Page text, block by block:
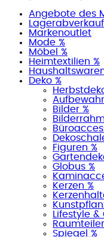
Angebote des
Lagerabverkauf
Markenoutlet
Mode %
Möbel %
Heimtextilien %
Deko %
Bilder %
Figuren %
Globus %
Kerzen %
Lifestyle
Spiegel %